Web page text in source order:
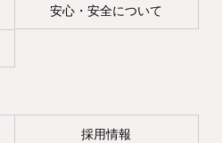
安心・安全について
採用情報